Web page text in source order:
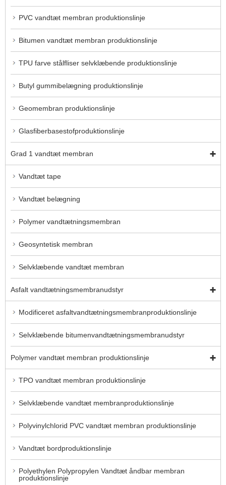
PVC vandtæt membran produktionslinje
Bitumen vandtæt membran produktionslinje
TPU farve stålfliser selvklæbende produktionslinje
Butyl gummibelægning produktionslinje
Geomembran produktionslinje
Glasfiberbasestofproduktionslinje
Grad 1 vandtæt membran
Vandtæt tape
Vandtæt belægning
Polymer vandtætningsmembran
Geosyntetisk membran
Selvklæbende vandtæt membran
Asfalt vandtætningsmembranudstyr
Modificeret asfaltvandtætningsmembranproduktionslinje
Selvklæbende bitumenvandtætningsmembranudstyr
Polymer vandtæt membran produktionslinje
TPO vandtæt membran produktionslinje
Selvklæbende vandtæt membranproduktionslinje
Polyvinylchlorid PVC vandtæt membran produktionslinje
Vandtæt bordproduktionslinje
Polyethylen Polypropylen Vandtæt åndbar membran
produktionslinje